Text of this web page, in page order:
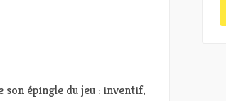
son épingle du jeu : inventif,